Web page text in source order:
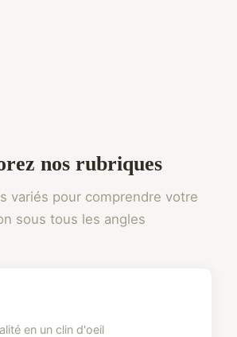
nos rubriques
variés pour comprendre votre
sous tous les angles
en un clin d'oeil